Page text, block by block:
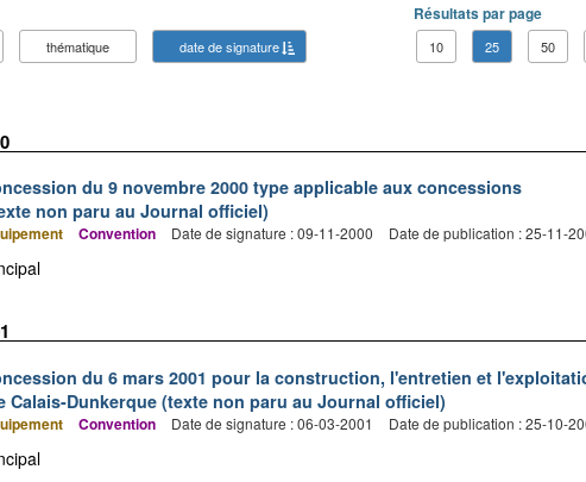
thématique
date de signature
Résultats par page
10 25 50
du 9 novembre 2000 type applicable aux concessions
non paru au Journal officiel)
Convention Date de signature : 09-11-2000 Date de publication : 25-11-
du 6 mars 2001 pour la construction, l'entretien et
Calais-Dunkerque (texte non paru au Journal officiel)
Convention Date de signature : 06-03-2001 Date de publication : 25-10-